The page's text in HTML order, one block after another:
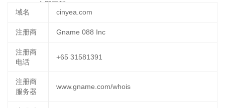
立即更新
域名
cinyea.com
注册商 Gname 088 Inc
注册商
电话
+65 31581391
注册商
服务器
www.gname.com/whois